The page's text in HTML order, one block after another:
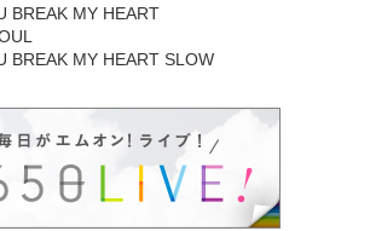
BREAK MY HEART
BREAK MY HEART SLOW